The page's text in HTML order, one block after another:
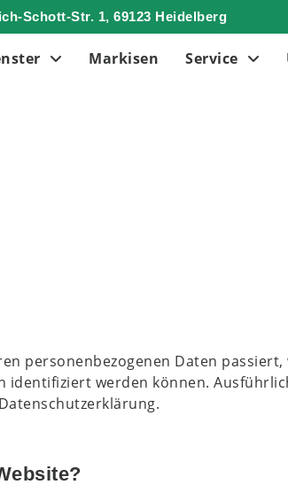
Schott-Str. 1, 69123 Heidelberg
Markisen Service
personenbezogenen Daten passiert,
identifiziert werden können.